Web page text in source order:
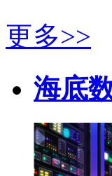
更多>>
海底